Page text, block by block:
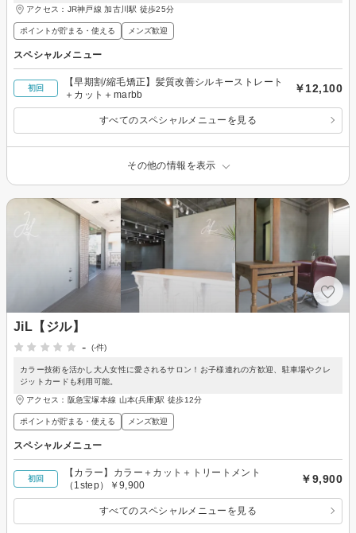
アクセス：JR神戸線 加古川駅 徒歩25分
ポイントが貯まる・使える メンズ歓迎
スペシャルメニュー
初回
【早期割/縮毛矯正】髪質改善シルキーストレート
＋カット＋marbb
￥12,100
すべてのスペシャルメニューを見る
その他の情報を表示
JiL【ジル】
-
(-件)
カラー技術を活かし大人女性に愛されるサロン！お子様連れの方歓迎、駐車場やクレ
ジットカードも利用可能。
アクセス：阪急宝塚本線 山本(兵庫)駅 徒歩12分
ポイントが貯まる・使える メンズ歓迎
スペシャルメニュー
初回
【カラー】カラー＋カット＋トリートメント
（1step）￥9,900
￥9,900
すべてのスペシャルメニューを見る